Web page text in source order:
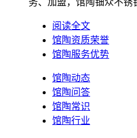
阅读全文
馆陶资质荣誉
馆陶服务优势
馆陶动态
馆陶问答
馆陶常识
馆陶行业